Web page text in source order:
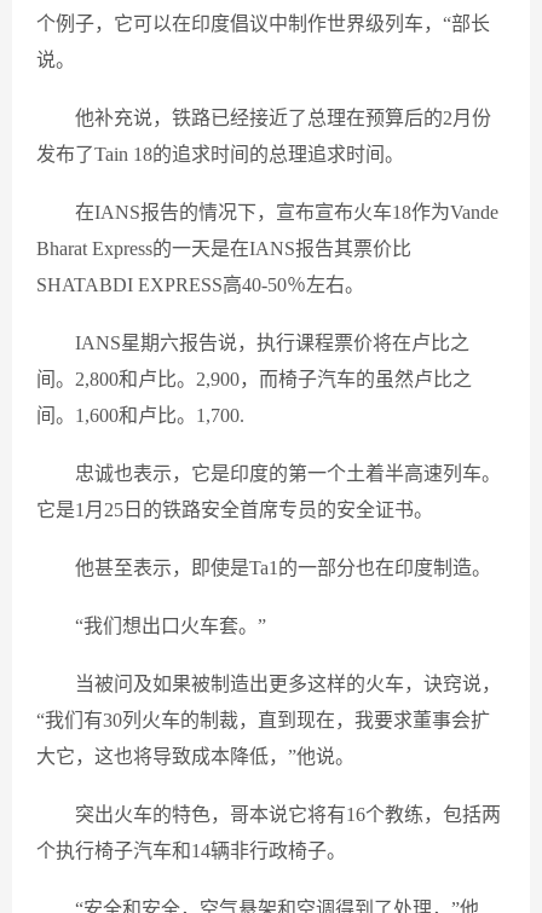
个例子，它可以在印度倡议中制作世界级列车，“部长
说。
他补充说，铁路已经接近了总理在预算后的2月份
发布了Tain 18的追求时间的总理追求时间。
在IANS报告的情况下，宣布宣布火车18作为Vande
Bharat Express的一天是在IANS报告其票价比
SHATABDI EXPRESS高40-50％左右。
IANS星期六报告说，执行课程票价将在卢比之
间。2,800和卢比。2,900，而椅子汽车的虽然卢比之
间。1,600和卢比。1,700.
忠诚也表示，它是印度的第一个土着半高速列车。
它是1月25日的铁路安全首席专员的安全证书。
他甚至表示，即使是Ta1的一部分也在印度制造。
“我们想出口火车套。”
当被问及如果被制造出更多这样的火车，诀窍说，
“我们有30列火车的制裁，直到现在，我要求董事会扩
大它，这也将导致成本降低，”他说。
突出火车的特色，哥本说它将有16个教练，包括两
个执行椅子汽车和14辆非行政椅子。